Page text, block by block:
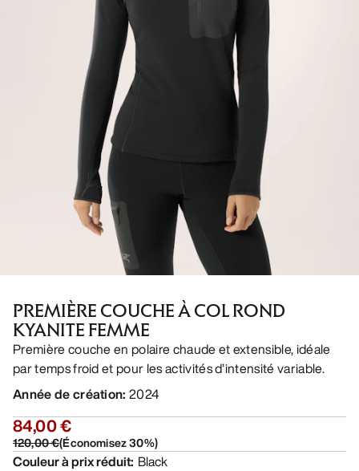
PREMIÈRE COUCHE À COL ROND
KYANITE FEMME
Première couche en polaire chaude et extensible, idéale
par temps froid et pour les activités d’intensité variable.
Année de création: 2024
84,00 €
120,00 €(Économisez30%)
Couleur à prix réduit: Black